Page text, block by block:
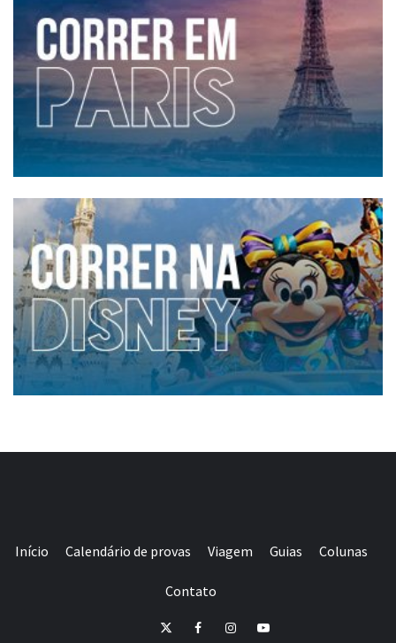
Início Calendário de provas Viagem Guias Colunas
Contato
TwitterFacebookInstagramYoutube